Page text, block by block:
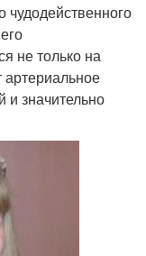
чудодейственного
не только на
артериальное
и значительно